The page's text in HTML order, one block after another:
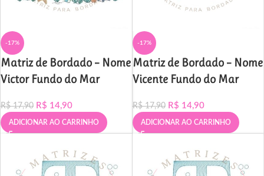
-17%
Matriz de Bordado – Nome
Victor Fundo do Mar
R$17,90 R$ 14,90
ADICIONAR AO CARRINHO
-17%
Matriz de Bordado – Nome
Vicente Fundo do Mar
R$17,90 R$ 14,90
ADICIONAR AO CARRINHO